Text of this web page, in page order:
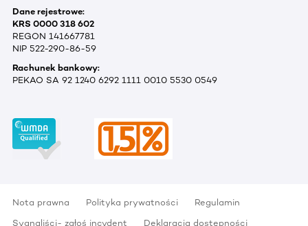
Dane rejestrowe:
KRS 0000 318 602
REGON 141667781
NIP 522-290-86-59
Rachunek bankowy:
PEKAO SA 92 1240 6292 1111 0010 5530 0549
Nota prawna Polityka prywatności
Regulamin
Sygnaliści- zgłoś incydent
Deklaracja dostępności